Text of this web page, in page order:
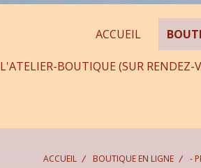
ACCUEIL
L'ATELIER-BOUTIQUE (SUR RENDEZ-
ACCUEIL BOUTIQUE EN LIGNE -